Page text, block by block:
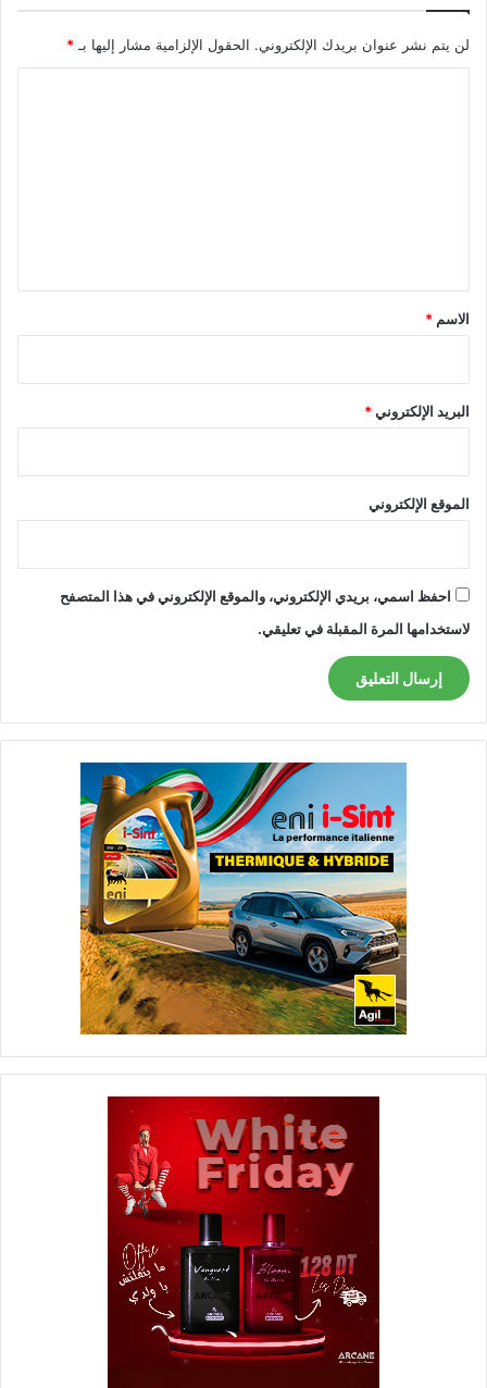
لن يتم نشر عنوان بريدك الإلكتروني. الحقول الإلزامية مشار إليها بـ*
*
الاسم *
البريد الإلكتروني*
الموقع الإلكتروني
احفظ اسمي، بريدي الإلكتروني، والموقع الإلكتروني في هذا المتصفح
لاستخدامها المرة المقبلة في تعليقي.